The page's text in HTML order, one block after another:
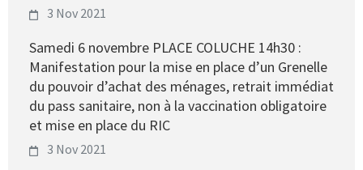
3 Nov 2021
Samedi 6 novembre PLACE COLUCHE 14h30 :
Manifestation pour la mise en place d’un Grenelle
du pouvoir d’achat des ménages, retrait immédiat
du pass sanitaire, non à la vaccination obligatoire
et mise en place du RIC
3 Nov 2021